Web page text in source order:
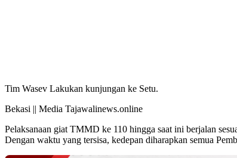
Tim Wasev Lakukan kunjungan ke Setu.
Bekasi || Media Tajawalinews.online
Pelaksanaan giat TMMD ke 110 hingga saat ini berjalan
Dengan waktu yang tersisa, kedepan diharapkan semua